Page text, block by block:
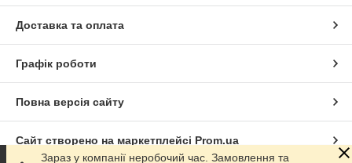
Доставка та оплата
Графік роботи
Повна версія сайту
Сайт створено на маркетплейсі Prom.ua
Зараз у компанії неробочий час. Замовлення та